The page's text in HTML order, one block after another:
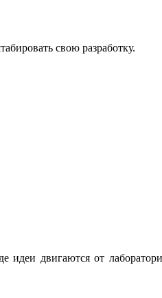
свою разработку.
идеи двигаются от